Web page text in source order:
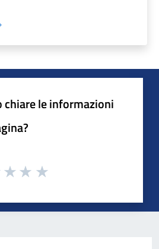
chiare le informazioni